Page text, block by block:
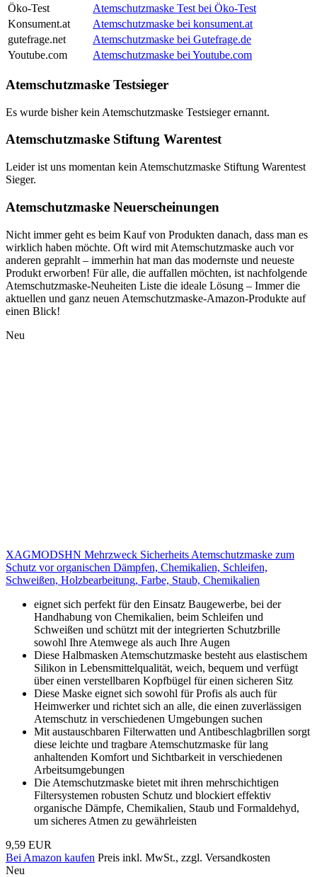
Öko-Test
Atemschutzmaske Test bei Öko-Test
Konsument.at
Atemschutzmaske bei konsument.at
gutefrage.net
Atemschutzmaske bei Gutefrage.de
Youtube.com
Atemschutzmaske bei Youtube.com
Atemschutzmaske Testsieger
Es wurde bisher kein Atemschutzmaske Testsieger ernannt.
Atemschutzmaske Stiftung Warentest
Leider ist uns momentan kein Atemschutzmaske Stiftung Warentest
Sieger.
Atemschutzmaske Neuerscheinungen
Nicht immer geht es beim Kauf von Produkten danach, dass man es
wirklich haben möchte. Oft wird mit Atemschutzmaske auch vor
anderen geprahlt – immerhin hat man das modernste und neueste
Produkt erworben! Für alle, die auffallen möchten, ist nachfolgende
Atemschutzmaske-Neuheiten Liste die ideale Lösung – Immer die
aktuellen und ganz neuen Atemschutzmaske-Amazon-Produkte auf
einen Blick!
Neu
XAGMODSHN Mehrzweck Sicherheits Atemschutzmaske zum
Schutz vor organischen Dämpfen, Chemikalien, Schleifen,
Schweißen, Holzbearbeitung, Farbe, Staub, Chemikalien
eignet sich perfekt für den Einsatz Baugewerbe, bei der
Handhabung von Chemikalien, beim Schleifen und
Schweißen und schützt mit der integrierten Schutzbrille
sowohl Ihre Atemwege als auch Ihre Augen
Diese Halbmasken Atemschutzmaske besteht aus elastischem
Silikon in Lebensmittelqualität, weich, bequem und verfügt
über einen verstellbaren Kopfbügel für einen sicheren Sitz
Diese Maske eignet sich sowohl für Profis als auch für
Heimwerker und richtet sich an alle, die einen zuverlässigen
Atemschutz in verschiedenen Umgebungen suchen
Mit austauschbaren Filterwatten und Antibeschlagbrillen sorgt
diese leichte und tragbare Atemschutzmaske für lang
anhaltenden Komfort und Sichtbarkeit in verschiedenen
Arbeitsumgebungen
Die Atemschutzmaske bietet mit ihren mehrschichtigen
Filtersystemen robusten Schutz und blockiert effektiv
organische Dämpfe, Chemikalien, Staub und Formaldehyd,
um sicheres Atmen zu gewährleisten
9,59 EUR
Bei Amazon kaufen Preis inkl. MwSt., zzgl. Versandkosten
Neu